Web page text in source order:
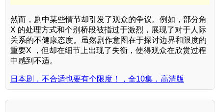
然而，剧中某些情节却引发了观众的争议。例如，部分角
X 的处理方式和个别桥段被指过于激烈，展现了对于人际
关系的不健康态度。虽然剧作意图在于探讨边界和限度的
重要X ，但却在细节上出现了失衡，使得观众在欣赏过程
中感到不适。
日本剧，不合适也要有个限度！，全10集，高清版